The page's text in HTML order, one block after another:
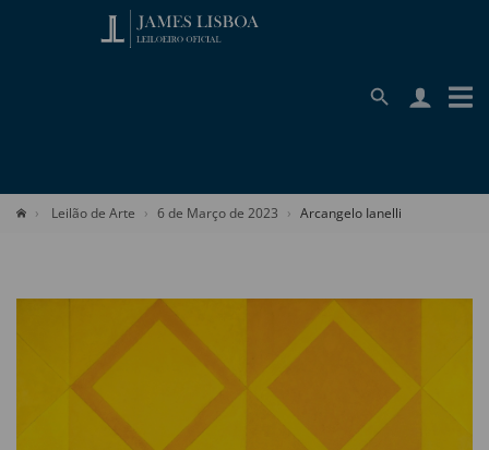
Leilão de Arte 6 de Março de 2023 Arcangelo Ianelli